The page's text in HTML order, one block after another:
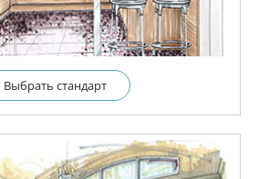
Выбрать cтандарт